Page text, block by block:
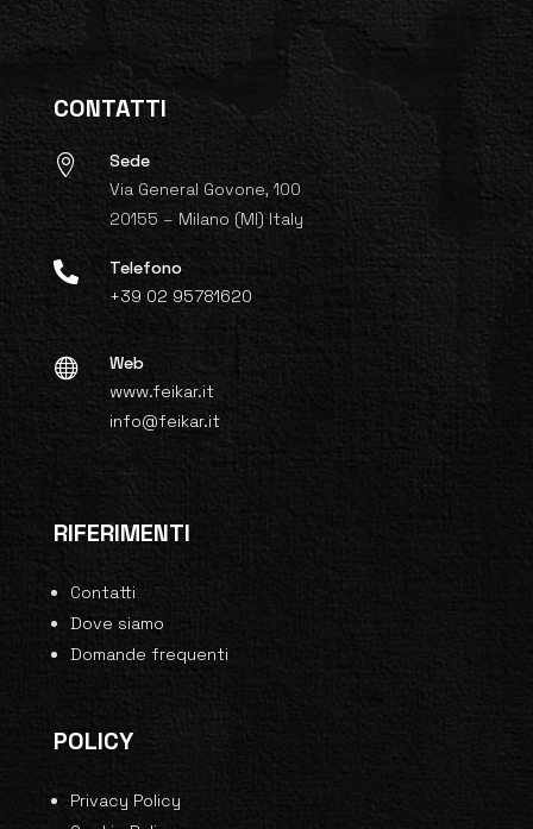
CONTATTI

Sede
Via General Govone, 100
20155 – Milano (MI) Italy

Telefono
+39 02 95781620

Web
www.feikar.it
info@feikar.it
RIFERIMENTI
Contatti
Dove siamo
Domande frequenti
POLICY
Privacy Policy